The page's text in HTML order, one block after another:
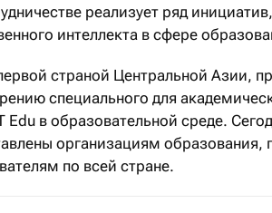
реализует ряд
интеллекта в сфере
страной Центральной Азии,
специального для
Edu в образовательной среде.
организациям образования,
по всей стране.